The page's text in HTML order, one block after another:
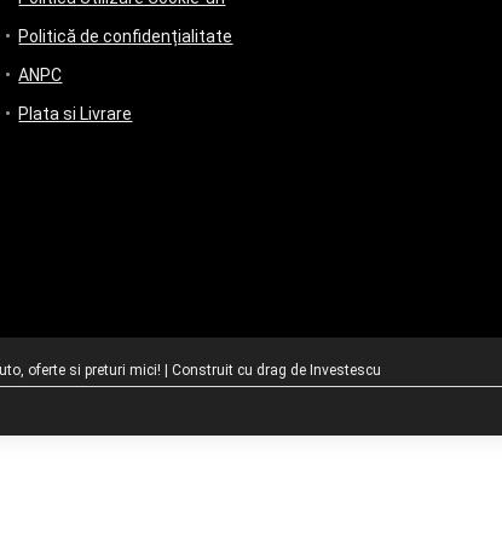
Politică de confidențialitate
ANPC
Plata si Livrare
oferte si preturi mici! | Construit cu drag de Investescu